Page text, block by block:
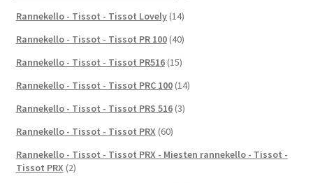
Rannekello - Tissot - Tissot Lovely (14)
Rannekello - Tissot - Tissot PR 100 (40)
Rannekello - Tissot - Tissot PR516 (15)
Rannekello - Tissot - Tissot PRC 100 (14)
Rannekello - Tissot - Tissot PRS 516 (3)
Rannekello - Tissot - Tissot PRX (60)
Rannekello - Tissot - Tissot PRX - Miesten rannekello - Tissot -
Tissot PRX (2)